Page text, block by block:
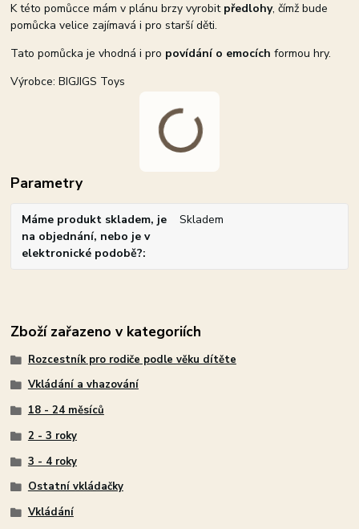
K této pomůcce mám v plánu brzy vyrobit předlohy, čímž bude
pomůcka velice zajímavá i pro starší děti.
Tato pomůcka je vhodná i pro povídání o emocích formou hry.
Výrobce: BIGJIGS Toys
Parametry
Máme produkt skladem, je
na objednání, nebo je v
elektronické podobě?
Skladem
Zboží zařazeno v kategoriích
Rozcestník pro rodiče podle věku dítěte
Vkládání a vhazování
18 - 24 měsíců
2 - 3 roky
3 - 4 roky
Ostatní vkládačky
Vkládání